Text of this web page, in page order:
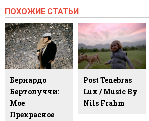
ПОХОЖИЕ СТАТЬИ
Бернардо
Бертолуччи:
Мое
Прекрасное
Post Tenebras
Lux / Music By
Nils Frahm